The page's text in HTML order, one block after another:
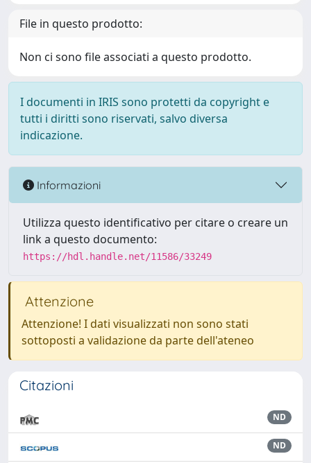
File in questo prodotto:
Non ci sono file associati a questo prodotto.
I documenti in IRIS sono protetti da copyright e
tutti i diritti sono riservati, salvo diversa
indicazione.
Informazioni
Utilizza questo identificativo per citare o creare un
link a questo documento:
https://hdl.handle.net/11586/33249
Attenzione
Attenzione! I dati visualizzati non sono stati
sottoposti a validazione da parte dell'ateneo
Citazioni
ND
ND